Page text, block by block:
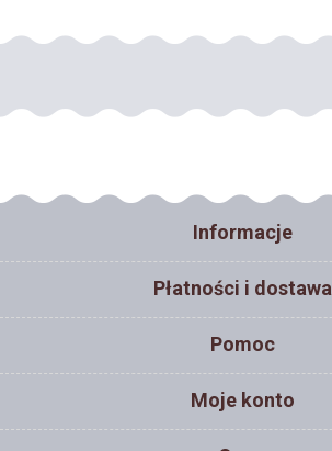
Informacje
Płatności i dostawa
Pomoc
Moje konto